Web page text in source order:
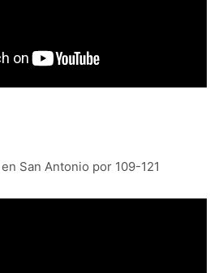
San Antonio por 109-121